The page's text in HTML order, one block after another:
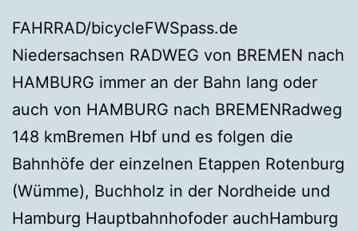
FAHRRAD/bicycleFWSpass.de
Niedersachsen RADWEG von BREMEN nach
HAMBURG immer an der Bahn lang oder
auch von HAMBURG nach BREMENRadweg
148 kmBremen Hbf und es folgen die
Bahnhöfe der einzelnen Etappen Rotenburg
(Wümme), Buchholz in der Nordheide und
Hamburg Hauptbahnhofoder auchHamburg